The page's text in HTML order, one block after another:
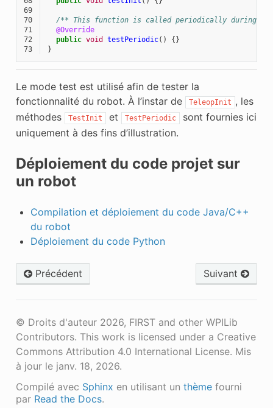
69
70
/** This function is called periodically during
71
@Override
72
public void testPeriodic()
{}
73
}
Le mode test est utilisé afin de tester la
fonctionnalité du robot. À l’instar de
TeleopInit , les
méthodes
TestInit et TestPeriodic
sont fournies ici
uniquement à des fins d’illustration.
Déploiement du code projet sur
un robot
Compilation et déploiement du code Java/C++
du robot
Déploiement du code Python
Précédent Suivant
© Droits d'auteur 2026, FIRST and other WPILib
Contributors. This work is licensed under a Creative
Commons Attribution 4.0 International License. Mis
à jour le janv. 18, 2026.
Compilé avec Sphinx en utilisant un thèmefourni
par Read the Docs.